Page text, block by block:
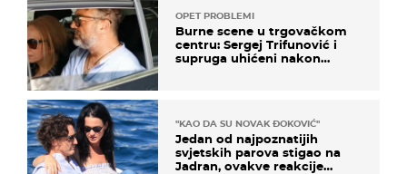
OPET PROBLEMI
Burne scene u trgovačkom
centru: Sergej Trifunović i
supruga uhićeni nakon
"KAO DA SU NOVAK ĐOKOVIĆ"
Jedan od najpoznatijih
svjetskih parova stigao na
Jadran, ovakve reakcije